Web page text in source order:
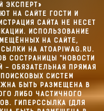
ЭКСПЕРТ»
НА САЙТЕ ГОСТИ И
САЙТА НЕ НЕСЕТ
ИСПОЛЬЗОВАНИЕ
НА САЙТЕ,
НА ATOAPIWAG.RU.
СОСТРАНИЦЫ "НОВОСТИ
- ОБЯЗАТЕЛЬНАЯ ПРЯМАЯ
СИСТЕМ
БЫТЬ РАЗМЕЩЕНА В
ЛИБО ЧАСТИЧНОГО
ГИПЕРССЫЛКА (ДЛЯ